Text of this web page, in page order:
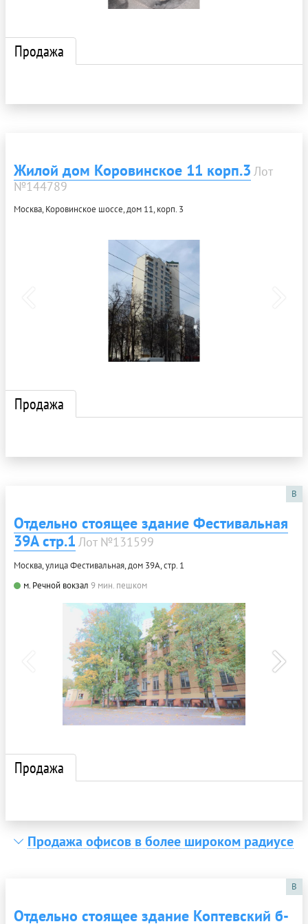
Продажа
Жилой дом Коровинское 11 корп.3 Лот
№144789
Москва, Коровинское шоссе, дом 11, корп. 3
Продажа
B
Отдельно стоящее здание Фестивальная
39А стр.1 Лот №131599
Москва, улица Фестивальная, дом 39А, стр. 1
м. Речной вокзал 9 мин. пешком
Продажа
Продажа офисов в более широком радиусе
B
Отдельно стоящее здание Коптевский б-